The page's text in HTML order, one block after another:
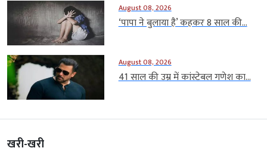
August 08, 2026
‘पापा ने बुलाया है’ कहकर 8 साल की...
August 08, 2026
41 साल की उम्र में कांस्टेबल गणेश का...
खरी-खरी